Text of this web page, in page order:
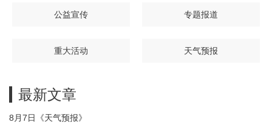
公益宣传 专题报道
重大活动 天气预报
最新文章
8月7日《天气预报》